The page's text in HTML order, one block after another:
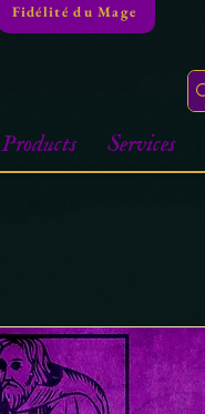
Fidélité du Mage
Products Services